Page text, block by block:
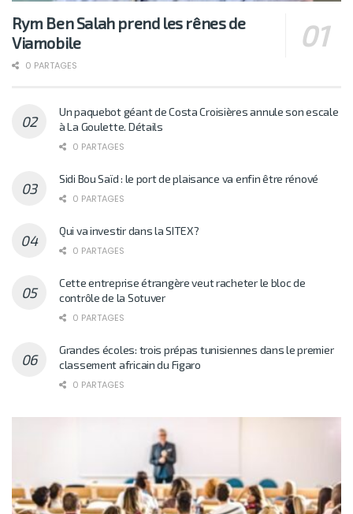
Rym Ben Salah prend les rênes de
Viamobile
0 PARTAGES
Un paquebot géant de Costa Croisières annule son escale
à La Goulette. Détails
0 PARTAGES
Sidi Bou Saïd : le port de plaisance va enfin être rénové
0 PARTAGES
Qui va investir dans la SITEX?
0 PARTAGES
Cette entreprise étrangère veut racheter le bloc de
contrôle de la Sotuver
0 PARTAGES
Grandes écoles: trois prépas tunisiennes dans le premier
classement africain du Figaro
0 PARTAGES